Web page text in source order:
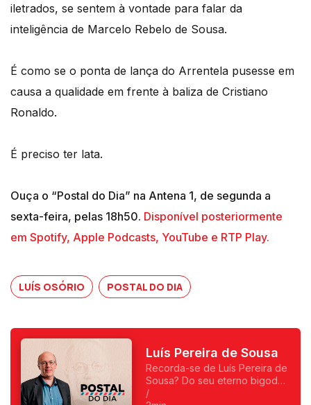
iletrados, se sentem à vontade para falar da
inteligência de Marcelo Rebelo de Sousa.
É como se o ponta de lança do Arrentela pusesse em
causa a qualidade em frente à baliza de Cristiano
Ronaldo.
É preciso ter lata.
Ouça o “Postal do Dia” na Antena 1, de segunda a
sexta-feira, pelas 18h50. Disponível posteriormente
em Spotify, Apple Podcasts, YouTube e RTP Play.
LUÍS OSÓRIO POSTAL DO DIA
Luís Pereira de Sousa
Recorda-se de Luís Pereira de
Sousa? Do seu eterno bigode?
Foi o primeiro a fazer
/